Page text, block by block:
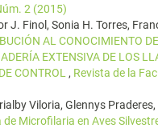
2 (2015)
J. Finol, Sonia H. Torres,
AL CONOCIMIENTO
EXTENSIVA DE LOS
CONTROL , Revista de la
Viloria, Glennys
de Microfilaria en Aves